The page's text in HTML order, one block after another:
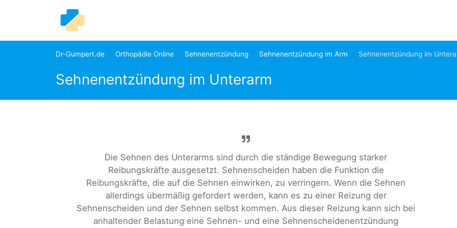
Dr-Gumpert.de Orthopädie Online Sehnenentzündung Sehnenentzündung im Arm Sehnenentzündung im
Sehnenentzündung im Unterarm
Die Sehnen des Unterarms sind durch die ständige Bewegung starker
Reibungskräfte ausgesetzt. Sehnenscheiden haben die Funktion die
Reibungskräfte, die auf die Sehnen einwirken, zu verringern. Wenn die Sehnen
allerdings übermäßig gefordert werden, kann es zu einer Reizung der
Sehnenscheiden und der Sehnen selbst kommen. Aus dieser Reizung kann sich bei
anhaltender Belastung eine Sehnen- und eine Sehnenscheidenentzündung